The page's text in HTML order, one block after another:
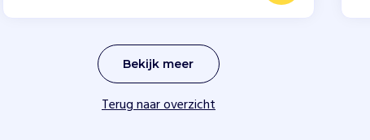
Bekijk meer
Terug naar overzicht